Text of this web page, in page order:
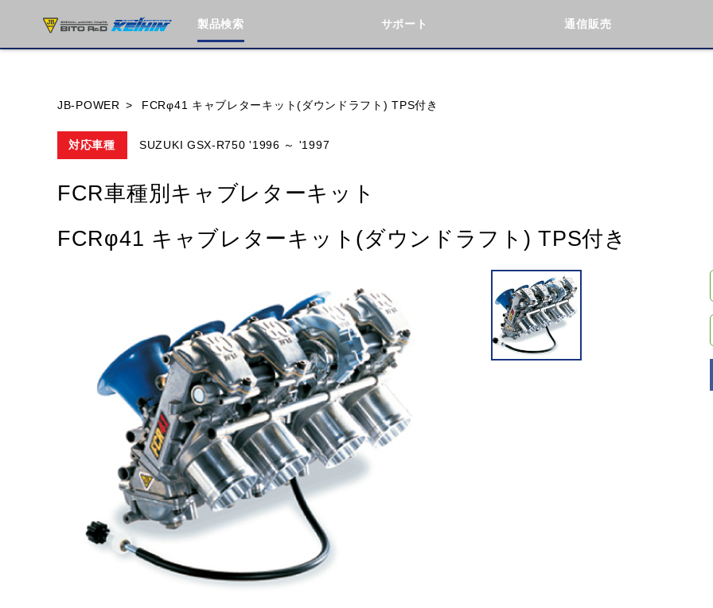
製品検索 サポート 通信販売
閉じる
JB-POWER FCRφ41 キャブレターキット(ダウンドラフト) TPS付き
対応車種 SUZUKI GSX-R750 '1996 ～ '1997
FCR車種別キャブレターキット
FCRφ41 キャブレターキット(ダウンドラフト) TPS付き